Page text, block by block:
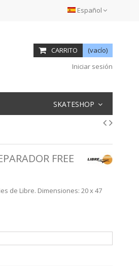
Español
CARRITO
(vacío)
Iniciar sesión
SKATESHOP
FREE
de Libre. Dimensiones: 20 x 47